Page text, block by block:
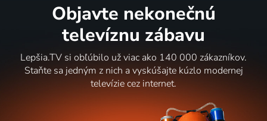
Objavte nekonečnú
televíznu zábavu
Lepšia.TV si obľúbilo už viac ako 140 000 zákazníkov.
Staňte sa jedným z nich a vyskúšajte kúzlo modernej
televízie cez internet.